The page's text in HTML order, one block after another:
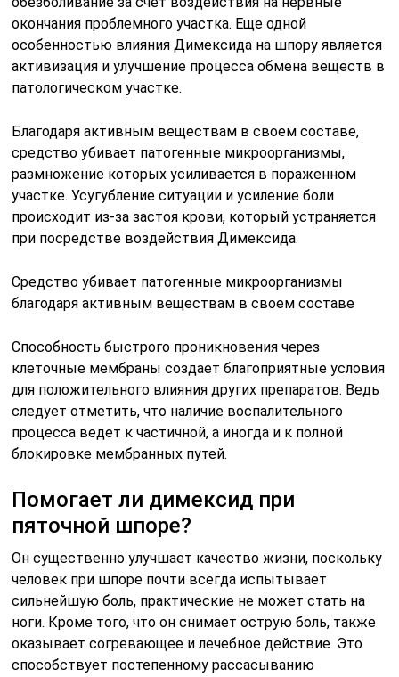
окончания проблемного участка. Еще одной
особенностью влияния Димексида на шпору является
активизация и улучшение процесса обмена веществ в
патологическом участке.
Благодаря активным веществам в своем составе,
средство убивает патогенные микроорганизмы,
размножение которых усиливается в пораженном
участке. Усугубление ситуации и усиление боли
происходит из-за застоя крови, который устраняется
при посредстве воздействия Димексида.
Средство убивает патогенные микроорганизмы
благодаря активным веществам в своем составе
Способность быстрого проникновения через
клеточные мембраны создает благоприятные условия
для положительного влияния других препаратов. Ведь
следует отметить, что наличие воспалительного
процесса ведет к частичной, а иногда и к полной
блокировке мембранных путей.
Помогает ли димексид при
пяточной шпоре?
Он существенно улучшает качество жизни, поскольку
человек при шпоре почти всегда испытывает
сильнейшую боль, практические не может стать на
ноги. Кроме того, что он снимает острую боль, также
оказывает согревающее и лечебное действие. Это
способствует постепенному рассасыванию